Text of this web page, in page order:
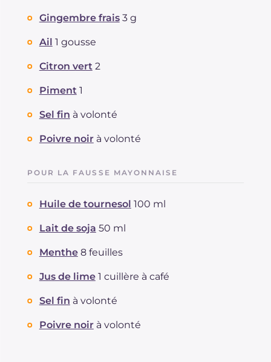
Gingembre frais 3 g
Ail 1 gousse
Citron vert 2
Piment 1
Sel fin à volonté
Poivre noir à volonté
POUR LA FAUSSE MAYONNAISE
Huile de tournesol 100 ml
Lait de soja 50 ml
Menthe 8 feuilles
Jus de lime 1 cuillère à café
Sel fin à volonté
Poivre noir à volonté